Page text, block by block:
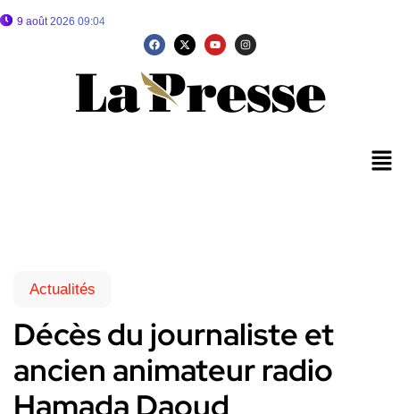
9 août 2026 09:04
Actualités
Décès du journaliste et
ancien animateur radio
Hamada Daoud